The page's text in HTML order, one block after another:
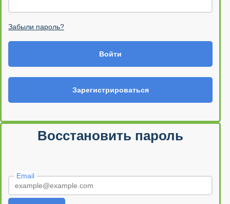
Забыли пароль?
Войти
Зарегистрироваться
Восстановить пароль
Email